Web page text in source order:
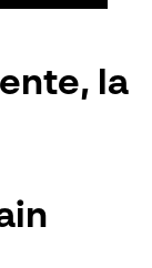
la